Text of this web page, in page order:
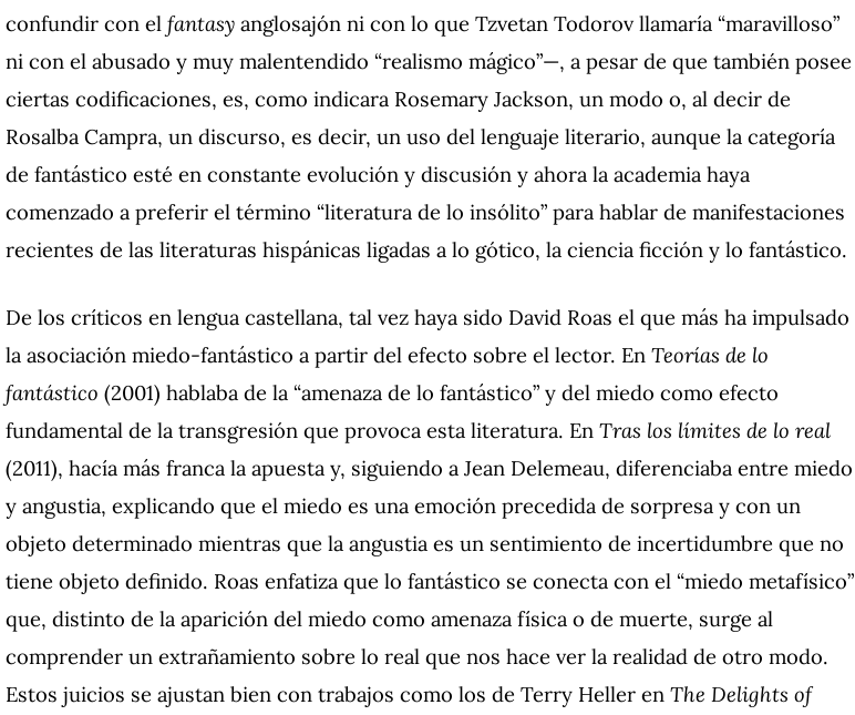
confundir con el fantasy anglosajón ni con lo que Tzvetan Todorov llamaría “maravilloso”
ni con el abusado y muy malentendido “realismo mágico”—, a pesar de que también posee
ciertas codificaciones, es, como indicara Rosemary Jackson, un modo o, al decir de
Rosalba Campra, un discurso, es decir, un uso del lenguaje literario, aunque la categoría
de fantástico esté en constante evolución y discusión y ahora la academia haya
comenzado a preferir el término “literatura de lo insólito” para hablar de manifestaciones
recientes de las literaturas hispánicas ligadas a lo gótico, la ciencia ficción y lo fantástico.
De los críticos en lengua castellana, tal vez haya sido David Roas el que más ha impulsado
la asociación miedo-fantástico a partir del efecto sobre el lector. En Teorías de lo
fantástico (2001) hablaba de la “amenaza de lo fantástico” y del miedo como efecto
fundamental de la transgresión que provoca esta literatura. En Tras los límites de lo real
(2011), hacía más franca la apuesta y, siguiendo a Jean Delemeau, diferenciaba entre miedo
y angustia, explicando que el miedo es una emoción precedida de sorpresa y con un
objeto determinado mientras que la angustia es un sentimiento de incertidumbre que no
tiene objeto definido. Roas enfatiza que lo fantástico se conecta con el “miedo metafísico”
que, distinto de la aparición del miedo como amenaza física o de muerte, surge al
comprender un extrañamiento sobre lo real que nos hace ver la realidad de otro modo.
Estos juicios se ajustan bien con trabajos como los de Terry Heller en The Delights of